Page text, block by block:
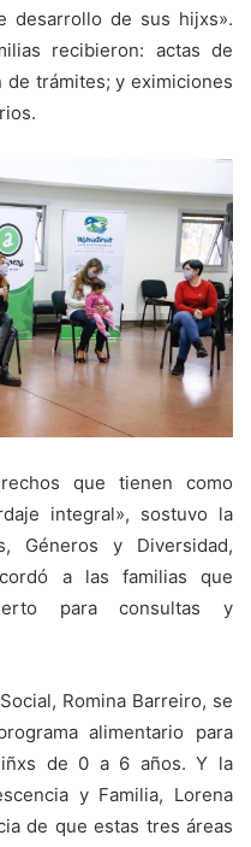
desarrollo de sus hijxs».
recibieron: actas de
trámites; y eximiciones
que tienen como
integral», sostuvo la
Géneros y Diversidad,
a las familias que
para consultas y
Romina Barreiro, se
alimentario para
de 0 a 6 años. Y la
y Familia, Lorena
de que estas tres áreas